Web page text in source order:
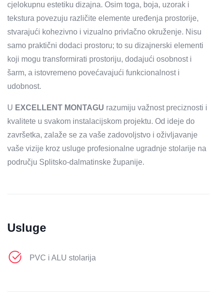
cjelokupnu estetiku dizajna. Osim toga, boja, uzorak i
tekstura povezuju različite elemente uređenja prostorije,
stvarajući kohezivno i vizualno privlačno okruženje. Nisu
samo praktični dodaci prostoru; to su dizajnerski elementi
koji mogu transformirati prostoriju, dodajući osobnost i
šarm, a istovremeno povećavajući funkcionalnost i
udobnost.
U EXCELLENT MONTAGU razumiju važnost preciznosti i
kvalitete u svakom instalacijskom projektu. Od ideje do
završetka, zalaže se za vaše zadovoljstvo i oživljavanje
vaše vizije kroz usluge profesionalne ugradnje stolarije na
području Splitsko-dalmatinske županije.
Usluge
PVC i ALU stolarija